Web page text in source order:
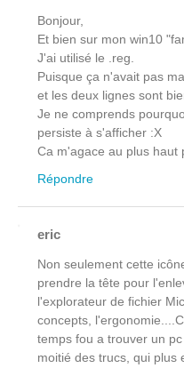
Bonjour,
Et bien sur mon win10
J'ai utilisé le .reg.
Puisque ça n'avait pas
et les deux lignes sont
Je ne comprends
persiste à s'afficher :X
Ca m'agace au plus haut
Répondre
eric
Non seulement cette
prendre la tête pour
l'explorateur de fichier
concepts,
temps fou a trouver un
moitié des trucs, qui plus